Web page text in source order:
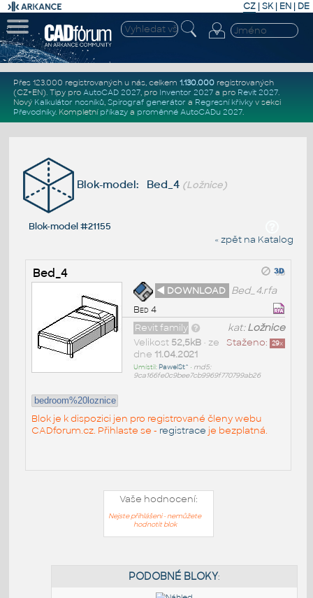
CZ | SK| EN | DE
Přes 123.000 registrovaných u nás, celkem 1.130.000registrovaných
(CZ+EN). Tipy pro AutoCAD 2027, pro Inventor 2027a pro Revit 2027.
Nový Kalkulátor nosníků, Spirograf generátor a Regresní křivkyv sekci
Převodníky. Kompletní příkazya proměnné AutoCADu 2027.
Blok-model: Bed_4 (Ložnice)
Blok-model #21155
« zpět na Katalog
Bed_4
◄ DOWNLOAD Bed_4.rfa
Bed 4
kat:Ložnice
Revit family
Staženo: 29x
Velikost 52,5kB• ze
dne 11.04.2021
Umístil: PawelSt^ • md5:
9ca166fe0c9bee7cb9969f770799ab26
bedroom%20loznice
Blok je k dispozici jen pro registrované členy webu
CADforum.cz. Přihlaste se - registrace je bezplatná.
Vaše hodnocení:
Nejste přihlášeni - nemůžete
hodnotit blok